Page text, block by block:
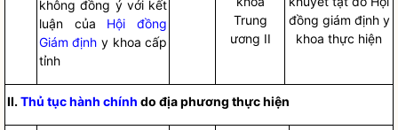
Trung
ương II
đồng giám định y
khoa thực hiện
không đồng ý với kết
luận của Hội đồng
Giám định y khoa cấp
tỉnh
II.Thủ tục hành chính do địa phương thực hiện